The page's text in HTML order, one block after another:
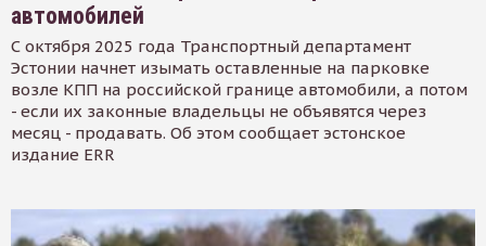
автомобилей
С октября 2025 года Транспортный департамент
Эстонии начнет изымать оставленные на парковке
возле КПП на российской границе автомобили, а потом
- если их законные владельцы не объявятся через
месяц - продавать. Об этом сообщает эстонское
издание ERR